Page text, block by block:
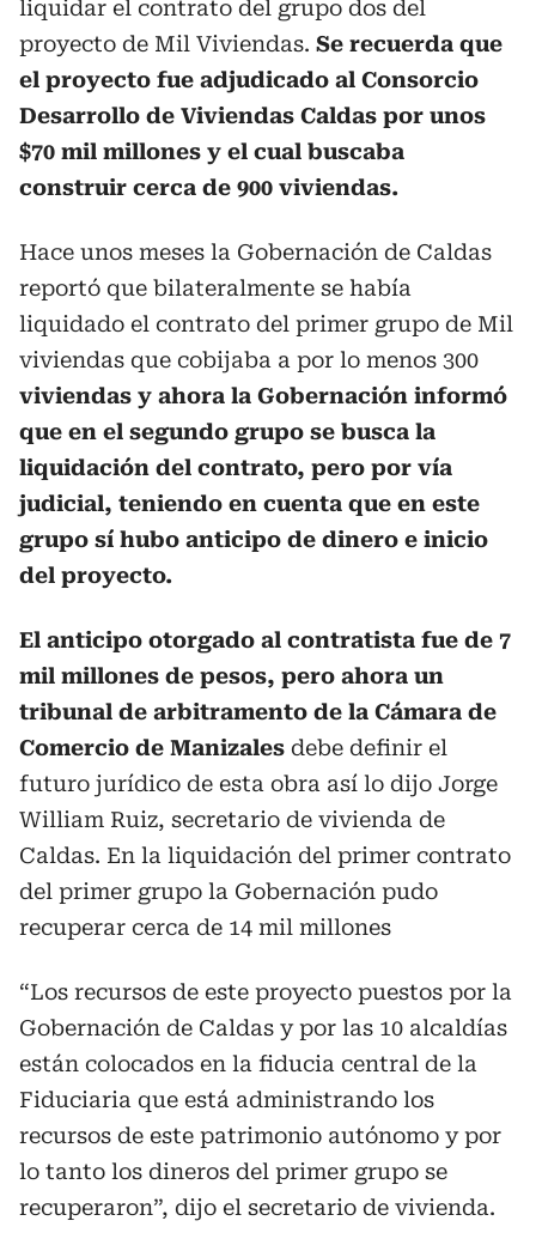
liquidar el contrato del grupo dos del
proyecto de Mil Viviendas. Se recuerda que
el proyecto fue adjudicado al Consorcio
Desarrollo de Viviendas Caldas por unos
$70 mil millones y el cual buscaba
construir cerca de 900 viviendas.
Hace unos meses la Gobernación de Caldas
reportó que bilateralmente se había
liquidado el contrato del primer grupo de Mil
viviendas que cobijaba a por lo menos 300
viviendas y ahora la Gobernación informó
que en el segundo grupo se busca la
liquidación del contrato, pero por vía
judicial, teniendo en cuenta que en este
grupo sí hubo anticipo de dinero e inicio
del proyecto.
El anticipo otorgado al contratista fue de 7
mil millones de pesos, pero ahora un
tribunal de arbitramento de la Cámara de
Comercio de Manizales debe definir el
futuro jurídico de esta obra así lo dijo Jorge
William Ruiz, secretario de vivienda de
Caldas. En la liquidación del primer contrato
del primer grupo la Gobernación pudo
recuperar cerca de 14 mil millones
“Los recursos de este proyecto puestos por la
Gobernación de Caldas y por las 10 alcaldías
están colocados en la fiducia central de la
Fiduciaria que está administrando los
recursos de este patrimonio autónomo y por
lo tanto los dineros del primer grupo se
recuperaron”, dijo el secretario de vivienda.